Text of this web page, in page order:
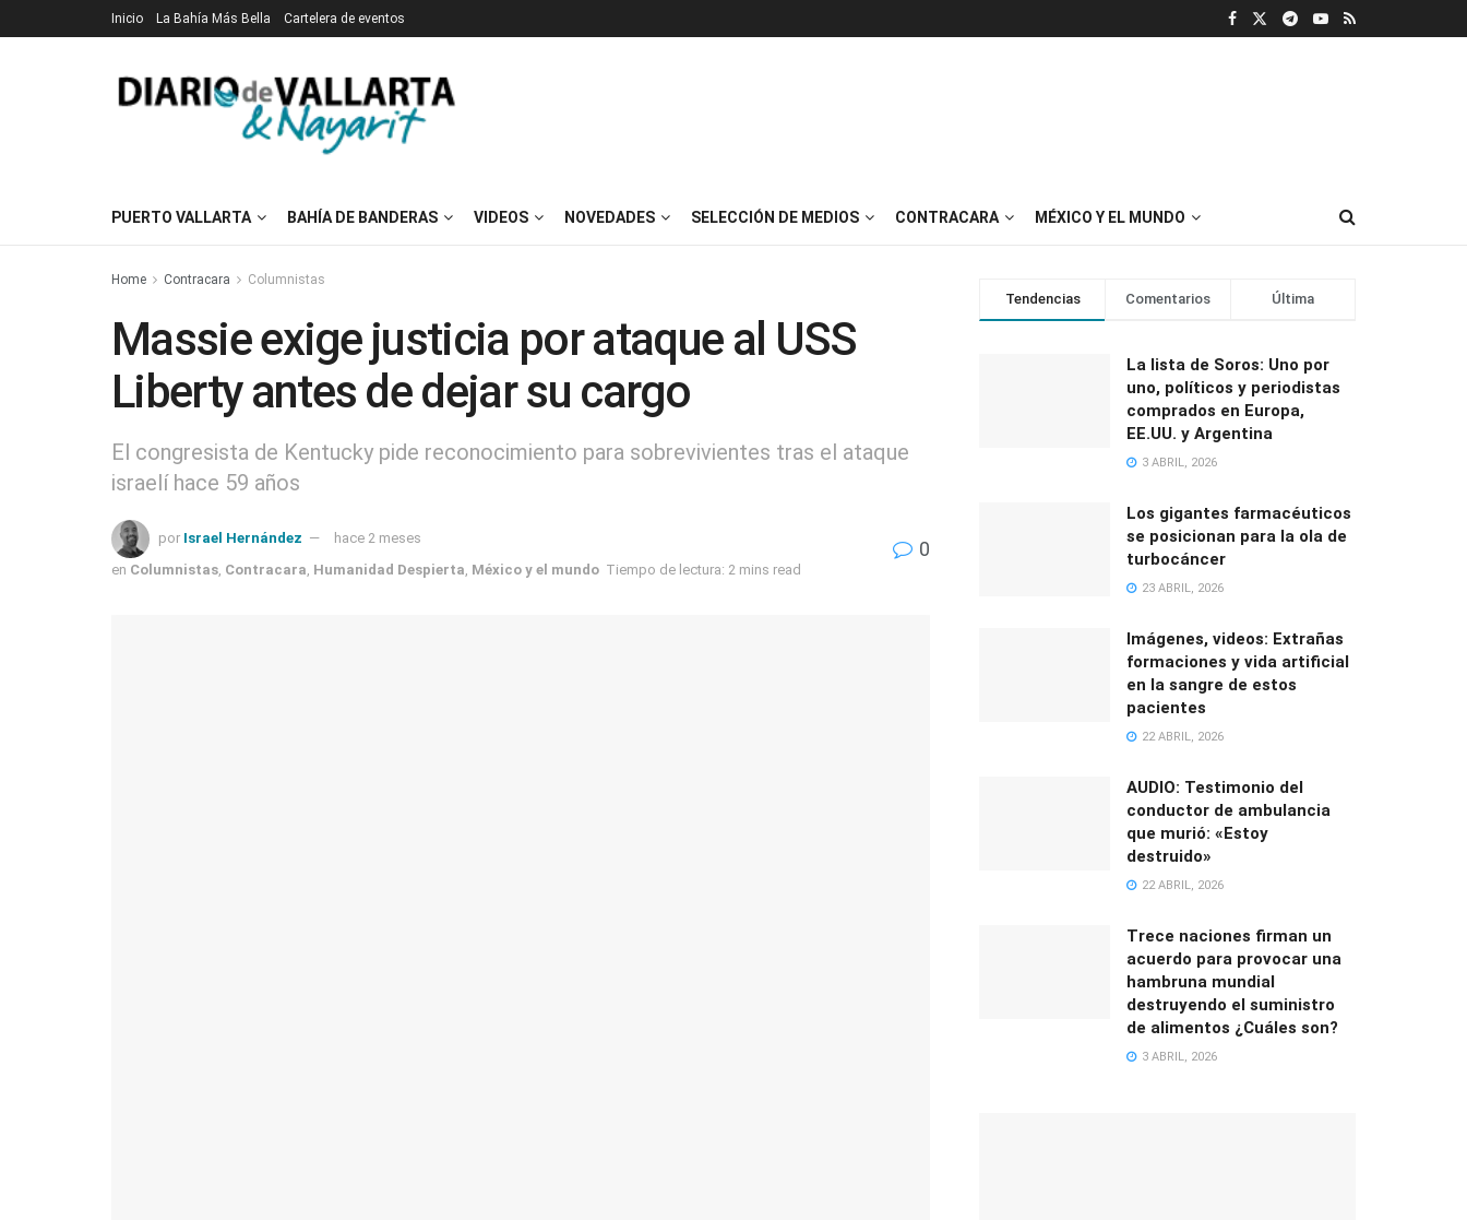
Inicio La Bahía Más Bella Cartelera de eventos
PUERTO VALLARTA BAHÍA DE BANDERAS VIDEOS NOVEDADES SELECCIÓN DE MEDIOS CONTRACARA MÉXICO Y EL MUNDO
Home Contracara Columnistas
Massie exige justicia por ataque al USS
Liberty antes de dejar su cargo
El congresista de Kentucky pide reconocimiento para sobrevivientes tras el ataque
israelí hace 59 años
por Israel Hernández
hace 2 meses
en Columnistas Contracara Humanidad Despierta México y el mundo Tiempo de lectura: 2 mins read
0
Tendencias Comentarios Última
La lista de Soros: Uno por
uno, políticos y periodistas
comprados en Europa,
EE.UU. y Argentina
3 ABRIL, 2026
Los gigantes farmacéuticos
se posicionan para la ola de
turbocáncer
23 ABRIL, 2026
Imágenes, videos: Extrañas
formaciones y vida artificial
en la sangre de estos
pacientes
22 ABRIL, 2026
AUDIO: Testimonio del
conductor de ambulancia
que murió: «Estoy
destruido»
22 ABRIL, 2026
Trece naciones firman un
acuerdo para provocar una
hambruna mundial
destruyendo el suministro
de alimentos ¿Cuáles son?
3 ABRIL, 2026